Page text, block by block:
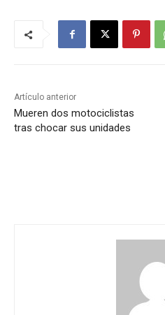
Artículo anterior
Mueren dos motociclistas
tras chocar sus unidades